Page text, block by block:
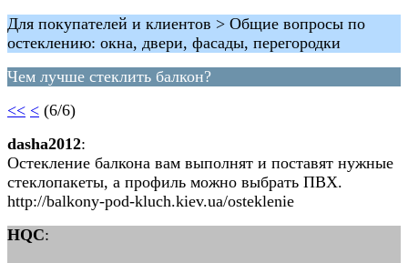
Для покупателей и клиентов > Общие вопросы по
остеклению: окна, двери, фасады, перегородки
Чем лучше стеклить балкон?
<< < (6/6)
dasha2012:
Остекление балкона вам выполнят и поставят нужные
стеклопакеты, а профиль можно выбрать ПВХ.
http://balkony-pod-kluch.kiev.ua/osteklenie
HQC: